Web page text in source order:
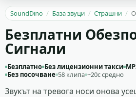
SoundDino / База звуци / Страшни /
Безплатни
Сигнали
Безплатно Без лицензионни такси
Без посочване 58 клипа ~20с средно
Звукът на тревога носи онова